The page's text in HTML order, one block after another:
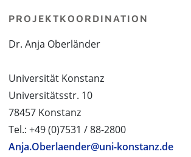
PROJEKTKOORDINATION
Dr. Anja Oberländer
Universität Konstanz
Universitätsstr. 10
78457 Konstanz
Tel.: +49 (0)7531 / 88-2800
Anja.Oberlaender@uni-konstanz.de